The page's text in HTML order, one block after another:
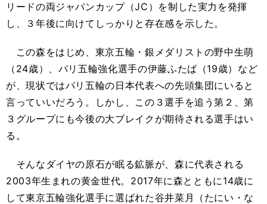
リードの両ジャパンカップ（JC）を制した実力を発揮
し、３年後に向けてしっかりと存在感を示した。
この森をはじめ、東京五輪・銀メダリストの野中生萌
（24歳）、パリ五輪強化選手の伊藤ふたば（19歳）など
が、現状ではパリ五輪の日本代表への先頭集団にいると
言っていいだろう。しかし、この３選手を追う第２、第
３グループにも今後の大ブレイクが期待される選手はい
る。
そんなダイヤの原石が眠る鉱脈が、森に代表される
2003年生まれの黄金世代。2017年に森とともに14歳に
して東京五輪強化選手に選ばれた谷井菜月（たにい・な